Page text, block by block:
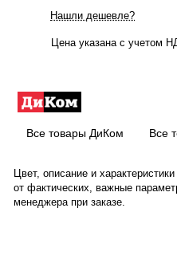
Нашли дешевле?
Цена указана с учетом
Все товары ДиКом Все
Цвет, описание и
от фактических, важные
менеджера при заказе.